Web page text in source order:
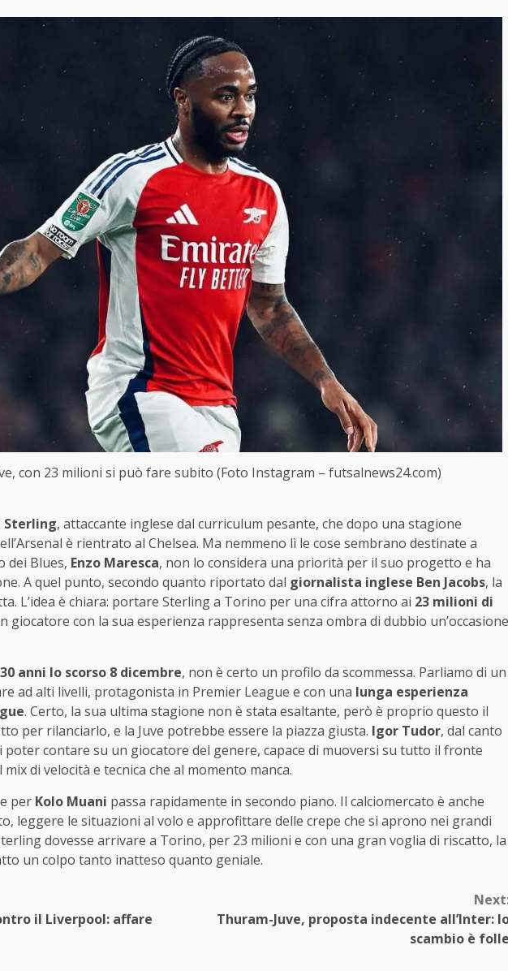
con 23 milioni si può fare subito (Foto Instagram – futsalnews24.com)
Sterling, attaccante inglese dal curriculum pesante, che dopo una stagione
è rientrato al Chelsea. Ma nemmeno lì le cose sembrano destinate a
dei Blues, Enzo Maresca, non lo considera una priorità per il suo progetto e ha
A quel punto, secondo quanto riportato dal giornalista inglese Ben Jacobs, la
L’idea è chiara: portare Sterling a Torino per una cifra attorno ai 23 milioni di
giocatore con la sua esperienza rappresenta senza ombra di dubbio un’occasione
30 anni lo scorso 8 dicembre, non è certo un profilo da scommessa. Parliamo di un
ad alti livelli, protagonista in Premier League e con una lunga esperienza
. Certo, la sua ultima stagione non è stata esaltante, però è proprio questo il
per rilanciarlo, e la Juve potrebbe essere la piazza giusta. Igor Tudor, dal canto
poter contare su un giocatore del genere, capace di muoversi su tutto il fronte
di velocità e tecnica che al momento manca.
per Kolo Muani passa rapidamente in secondo piano. Il calciomercato è anche
leggere le situazioni al volo e approfittare delle crepe che si aprono nei grandi
dovesse arrivare a Torino, per 23 milioni e con una gran voglia di riscatto, la
un colpo tanto inatteso quanto geniale.
il Liverpool: affare
Thuram-Juve, proposta indecente all’Inter:
scambio è